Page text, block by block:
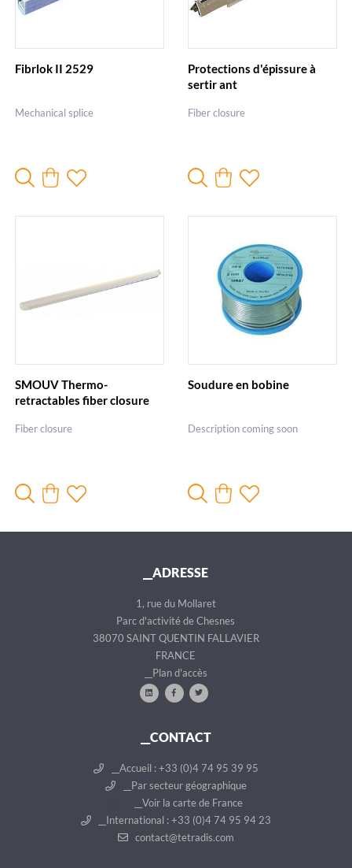
Fibrlok II 2529
Mechanical splice
Protections d'épissure à
sertir ant
Fiber closure
SMOUV Thermo-
retractables fiber closure
Fiber closure
Soudure en bobine
Description coming soon
__ADRESSE
1, rue du Mollaret
Parc d'activité de Chesnes
38070 SAINT QUENTIN FALLAVIER
FRANCE
__Plan d'accès
__CONTACT
__Accueil : +33 (0)4 74 95 39 95
__Par secteur géographique
__Voir la carte de France
__International : +33 (0)4 74 95 94 23
contact@tetradis.com